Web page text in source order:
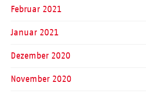
Februar 2021
Januar 2021
Dezember 2020
November 2020